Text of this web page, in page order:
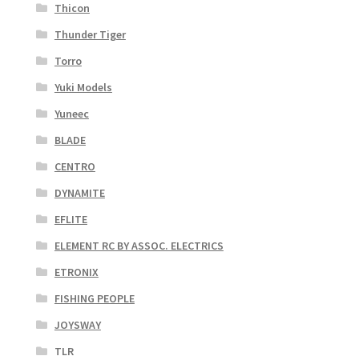
Thicon
Thunder Tiger
Torro
Yuki Models
Yuneec
BLADE
CENTRO
DYNAMITE
EFLITE
ELEMENT RC BY ASSOC. ELECTRICS
ETRONIX
FISHING PEOPLE
JOYSWAY
TLR